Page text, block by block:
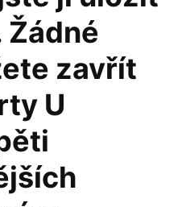
Žádné
zavřít
U